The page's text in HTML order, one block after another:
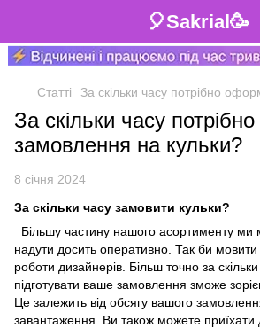
🎈Sakrial🥳
Статті За скільки часу потрібно
За скільки часу
замовлення на кульки?
8 січня 2024
За скільки часу замовити кульки?
Більшу частину нашого асортименту ми
надути досить оперативно. Так би
роботи дизайнерів. Більш точно за
підготувати ваше замовлення зможе
Це залежить від обсягу вашого
завантаження. Ви також можете